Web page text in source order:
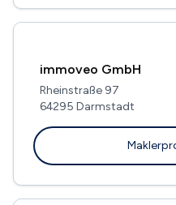
immoveo GmbH
Rheinstraße 97
64295 Darmstadt